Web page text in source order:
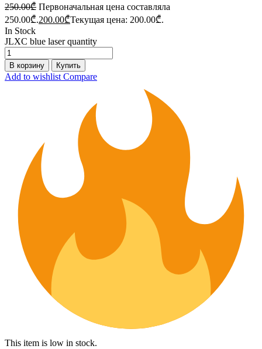
250.00₾ Первоначальная цена составляла
250.00₾.200.00₾Текущая цена: 200.00₾.
In Stock
JLXC blue laser quantity
В корзину Купить
Add to wishlist Compare
This item is low in stock.